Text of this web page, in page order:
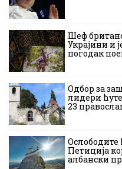
Шеф
Украјини и
погодак
Одбор за
лидери
23
Ослободите
Петиција
албански